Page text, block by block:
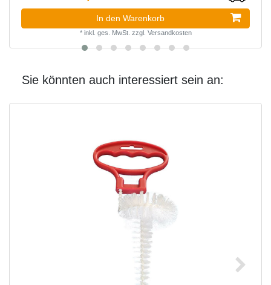
In den Warenkorb
* inkl. ges. MwSt. zzgl. Versandkosten
Sie könnten auch interessiert sein an: